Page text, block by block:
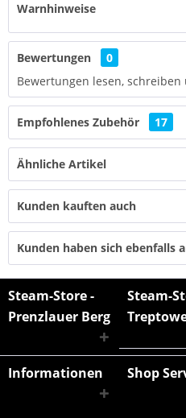
Warnhinweise
Bewertungen
0
Bewertungen lesen,
Empfohlenes Zubehör 17
Ähnliche Artikel
Kunden kauften auch
Kunden haben sich ebenfalls
Steam-Store -
Prenzlauer Berg
Steam-
Informationen
Shop